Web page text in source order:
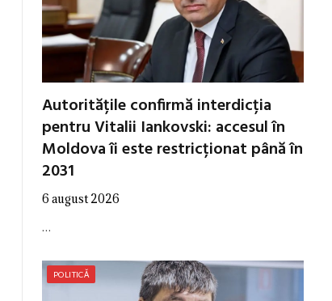
Autoritățile confirmă interdicția
pentru Vitalii Iankovski: accesul în
Moldova îi este restricționat până în
2031
6 august 2026
…
POLITICĂ